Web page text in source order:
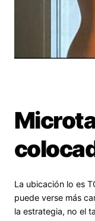
La ubicación lo es
puede verse más
la estrategia, no el